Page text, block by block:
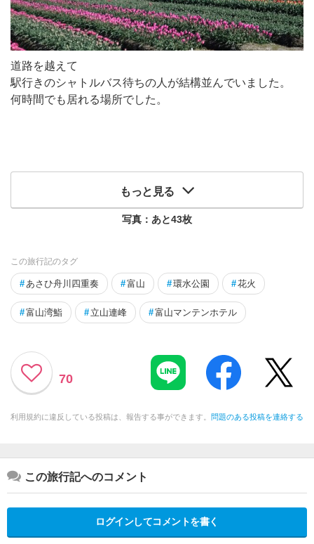
道路を越えて
駅行きのシャトルバス待ちの人が結構並んでいました。
何時間でも居れる場所でした。
もっと見る
写真：あと43枚
この旅行記のタグ
# あさひ舟川四重奏 #富山 #環水公園 #花火
#富山湾鮨 # 立山連峰 #富山マンテンホテル
70
利用規約に違反している投稿は、報告する事ができます。 問題のある投稿を連絡する
この旅行記へのコメント
ログインしてコメントを書く